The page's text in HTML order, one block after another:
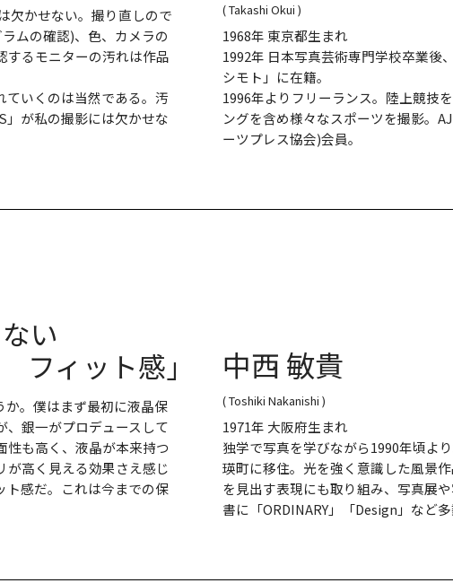
欠かせない。撮り直しので
ムの確認)、色、カメラの
するモニターの汚れは作品
ていくのは当然である。汚
」が私の撮影には欠かせな
( Takashi Okui )
1968年 東京都生まれ
1992年 日本写真芸術専門学校卒業後
シモト」に在籍。
1996年よりフリーランス。陸上競技
ングを含め様々なスポーツを撮影。
ーツプレス協会)会員。
い
フィット感｣
か。僕はまず最初に液晶保
、銀一がプロデュースして
性も高く、液晶が本来持つ
が高く見える効果さえ感じ
ト感だ。これは今までの保
中西 敏貴
( Toshiki Nakanishi )
1971年 大阪府生まれ
独学で写真を学びながら1990年頃よ
瑛町に移住。光を強く意識した風景
を見出す表現にも取り組み、写真展
書に「ORDINARY」「Design」など多